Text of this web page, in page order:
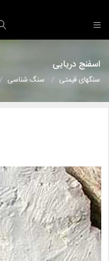
اسفنج دریایی
سنگهای قیمتی سنگ شناسی